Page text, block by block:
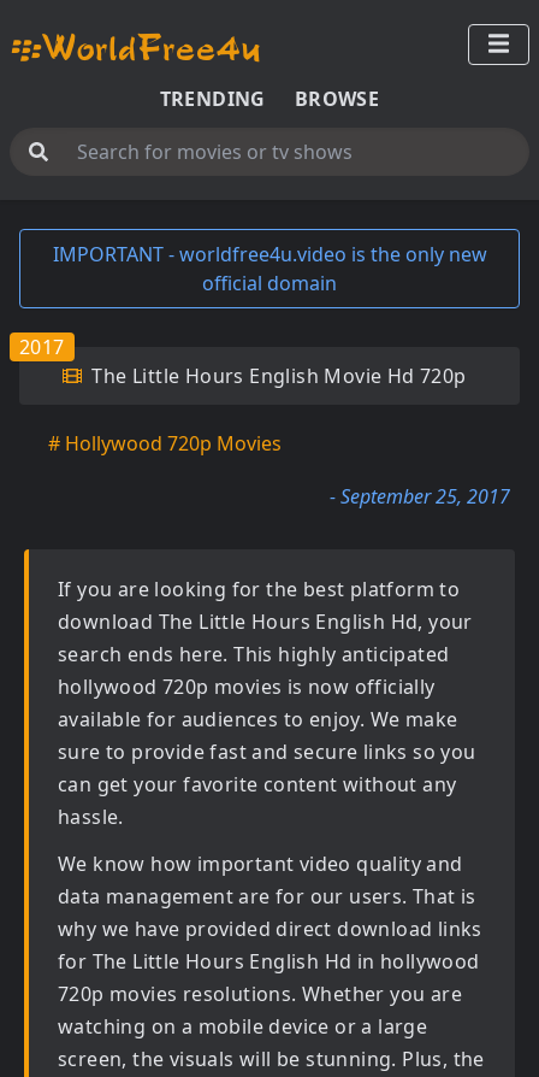
TRENDING BROWSE
IMPORTANT - worldfree4u.video is the only new
official domain
The Little Hours English Movie Hd 720p
2017
# Hollywood 720p Movies
- September 25, 2017
If you are looking for the best platform to
download The Little Hours English Hd, your
search ends here. This highly anticipated
hollywood 720p movies is now officially
available for audiences to enjoy. We make
sure to provide fast and secure links so you
can get your favorite content without any
hassle.
We know how important video quality and
data management are for our users. That is
why we have provided direct download links
for The Little Hours English Hd in hollywood
720p movies resolutions. Whether you are
watching on a mobile device or a large
screen, the visuals will be stunning. Plus, the